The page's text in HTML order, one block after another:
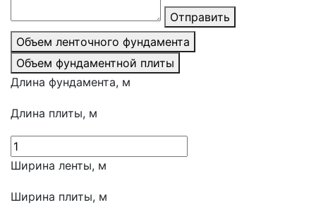
Отправить
Объем ленточного фундамента
Объем фундаментной плиты
Длина фундамента, м
Длина плиты, м
Ширина ленты, м
Ширина плиты, м